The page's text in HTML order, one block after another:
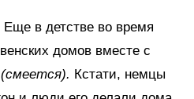
Еще в детстве во время
домов вместе с
(смеется). Кстати, немцы